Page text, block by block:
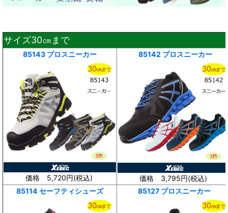
サイズ30㎝まで
85143 プロスニーカー
価格 5,720円(税込)
85142 プロスニーカー
価格 3,795円(税込)
85114 セーフティシューズ
85127 プロスニーカー